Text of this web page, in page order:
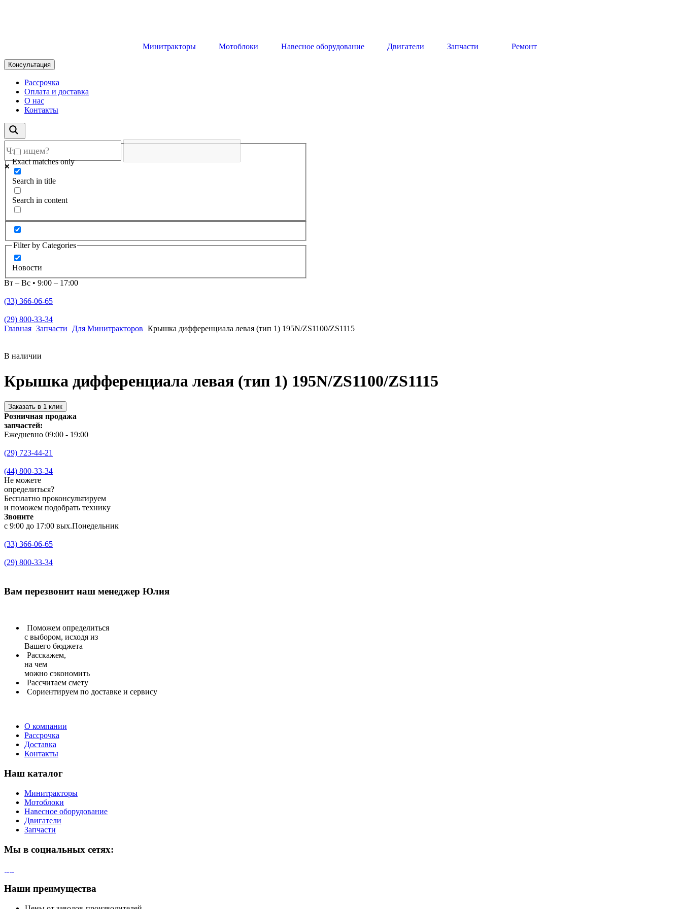
Минитракторы Мотоблоки Навесное оборудование Двигатели Запчасти Ремонт
Консультация
Рассрочка
Оплата и доставка
О нас
Контакты
Exact matches only
Search in title
Search in content
Filter by Categories
Новости
Вт – Вс • 9:00 – 17:00
(33) 366-06-65
(29) 800-33-34
Главная Запчасти Для Минитракторов Крышка дифференциала левая (тип 1) 195N/ZS1100/ZS1115
В наличии
Крышка дифференциала левая (тип 1) 195N/ZS1100/ZS1115
Заказать в 1 клик
Розничная продажа
запчастей:
Ежедневно 09:00 - 19:00
(29) 723-44-21
(44) 800-33-34
Не можете
определиться?
Бесплатно проконсультируем
и поможем подобрать технику
Звоните
с 9:00 до 17:00 вых.Понедельник
(33) 366-06-65
(29) 800-33-34
Вам перезвонитнаш менеджер Юлия
Поможем определиться
с выбором, исходя из
Вашего бюджета
Расскажем,
на чем
можно сэкономить
Рассчитаем смету
Сориентируем по доставке и сервису
О компании
Рассрочка
Доставка
Контакты
Наш каталог
Минитракторы
Мотоблоки
Навесное оборудование
Двигатели
Запчасти
Мы в социальных сетях:
Наши преимущества